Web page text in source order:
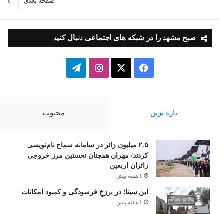
صبح مشهد را در شبکه های اجتماعی دنبال کنید
فیسبوک ایکساینستاگرامتلگرام
تازه ترین محبوب
۲.۵ میلیون زائر در سامانه سماح نام‌نویسی
کردند/ مهران همچنان نخستین مرز خروجی
زائران اربعین
1 هفته پیش
ابن سینا؛ در برزخِ فرسودگی و کمبود امکانات
1 هفته پیش